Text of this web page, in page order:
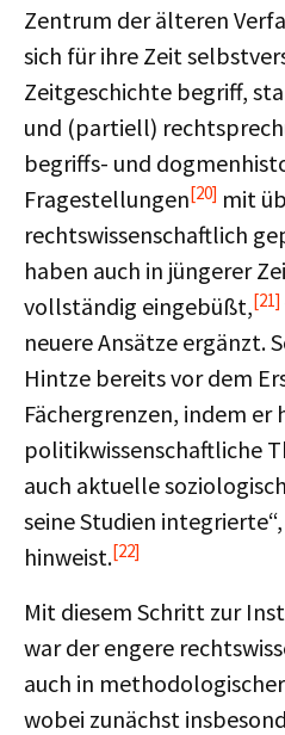
Zentrum der älteren
sich für ihre Zeit
Zeitgeschichte begriff,
und (partiell)
begriffs- und
Fragestellungen[20] mit
rechtswissenschaftlich
haben auch in jüngerer
vollständig eingebüßt,[21]
neuere Ansätze ergänzt.
Hintze bereits vor dem
Fächergrenzen, indem er
politikwissenschaftliche
auch aktuelle
seine Studien
hinweist.[22]
Mit diesem Schritt zur
war der engere
auch in
wobei zunächst